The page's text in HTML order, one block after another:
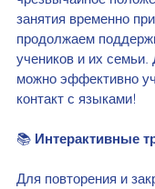
занятия временно
продолжаем
учеников и их
можно эффективно
контакт с языками!
📚 Интерактивные
Для повторения и